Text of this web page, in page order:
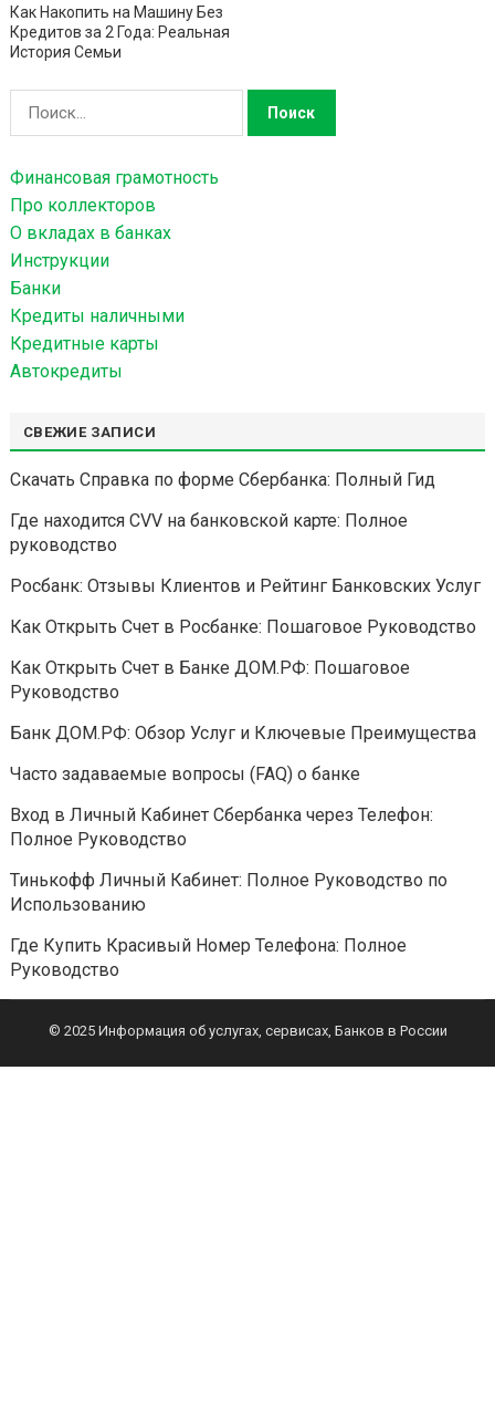
Как Накопить на Машину Без
Кредитов за 2 Года: Реальная
История Семьи
а
т
и
:
Финансовая грамотность
Про коллекторов
О вкладах в банках
Инструкции
Банки
Кредиты наличными
Кредитные карты
Автокредиты
СВЕЖИЕ ЗАПИСИ
Скачать Справка по форме Сбербанка: Полный Гид
Где находится CVV на банковской карте: Полное
руководство
Росбанк: Отзывы Клиентов и Рейтинг Банковских Услуг
Как Открыть Счет в Росбанке: Пошаговое Руководство
Как Открыть Счет в Банке ДОМ.РФ: Пошаговое
Руководство
Банк ДОМ.РФ: Обзор Услуг и Ключевые Преимущества
Часто задаваемые вопросы (FAQ) о банке
Вход в Личный Кабинет Сбербанка через Телефон:
Полное Руководство
Тинькофф Личный Кабинет: Полное Руководство по
Использованию
Где Купить Красивый Номер Телефона: Полное
Руководство
© 2025 Информация об услугах, сервисах, Банков в России